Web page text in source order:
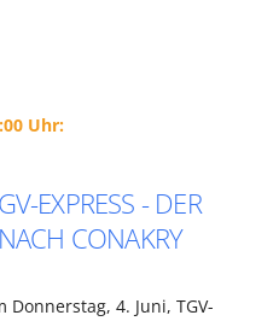
Uhr:
EXPRESS - DER
CONAKRY
4. Juni, TGV-